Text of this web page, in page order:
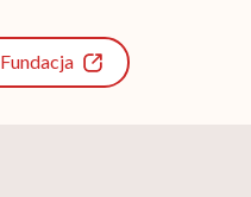
Fundacja